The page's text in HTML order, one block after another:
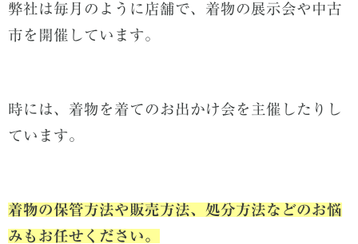
弊社は毎月のように店舗で、着物の展示会や中古
市を開催しています。
時には、着物を着てのお出かけ会を主催したりし
ています。
着物の保管方法や販売方法、処分方法などのお悩
みもお任せください。